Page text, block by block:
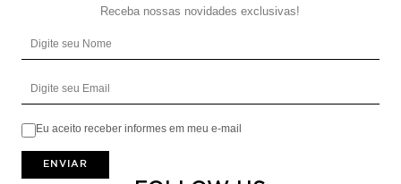
Receba nossas novidades exclusivas!
Eu aceito receber informes em meu e-mail
ENVIAR